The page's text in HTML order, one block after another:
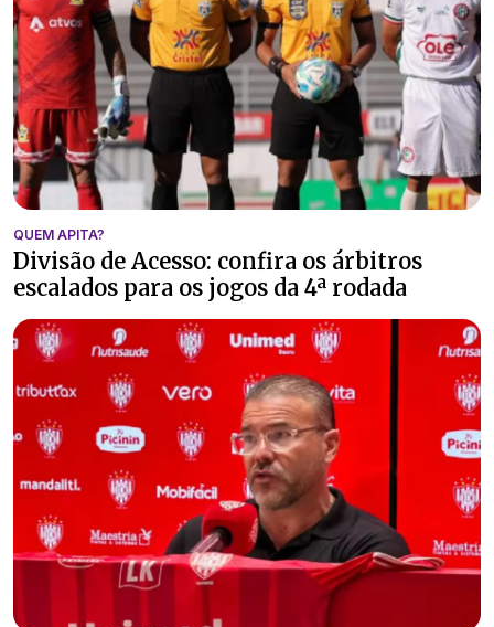
QUEM APITA?
Divisão de Acesso: confira os árbitros
escalados para os jogos da 4ª rodada